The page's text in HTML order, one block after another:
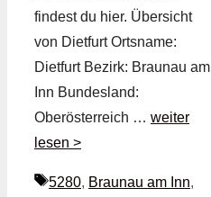
findest du hier. Übersicht
von Dietfurt Ortsname:
Dietfurt Bezirk: Braunau am
Inn Bundesland:
Oberösterreich … weiter
lesen >
Schlagwörter
5280, Braunau am Inn,